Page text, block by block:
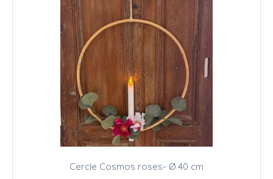
Cercle Cosmos roses- Ø 40 cm